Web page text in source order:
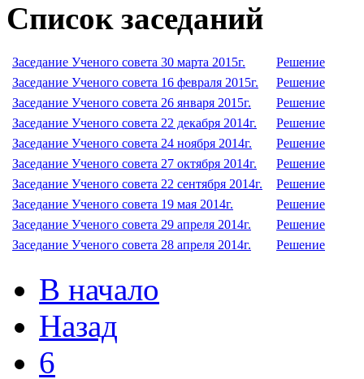
Список заседаний
Заседание Ученого совета 30 марта 2015г.
Решение
Заседание Ученого совета 16 февраля 2015г.
Решение
Заседание Ученого совета 26 января 2015г.
Решение
Заседание Ученого совета 22 декабря 2014г.
Решение
Заседание Ученого совета 24 ноября 2014г.
Решение
Заседание Ученого совета 27 октября 2014г.
Решение
Заседание Ученого совета 22 сентября 2014г.
Решение
Заседание Ученого совета 19 мая 2014г.
Решение
Заседание Ученого совета 29 апреля 2014г.
Решение
Заседание Ученого совета 28 апреля 2014г.
Решение
В начало
Назад
6